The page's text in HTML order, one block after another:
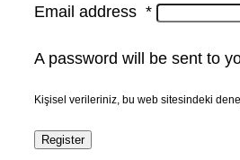
Email address *
A password will be sent to
Kişisel verileriniz, bu web sitesindeki
Register